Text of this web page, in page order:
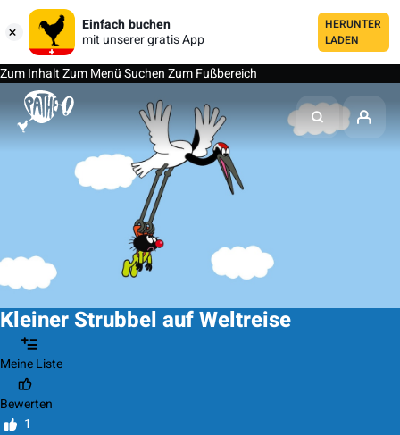
Einfach buchen
mit unserer gratis App
HERUNTER
LADEN
Zum InhaltZum MenüSuchenZum Fußbereich
Kleiner Strubbel auf Weltreise
Meine Liste
Bewerten
1